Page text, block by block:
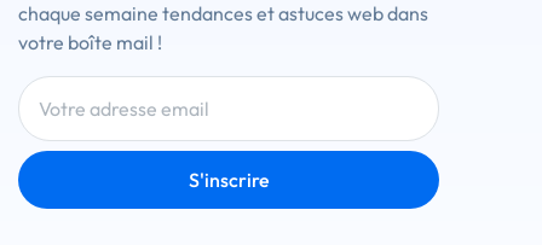
chaque semaine tendances et astuces web dans
votre boîte mail !
S'inscrire